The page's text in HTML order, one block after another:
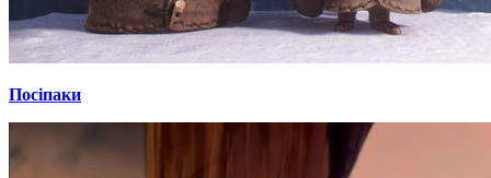
Посіпаки